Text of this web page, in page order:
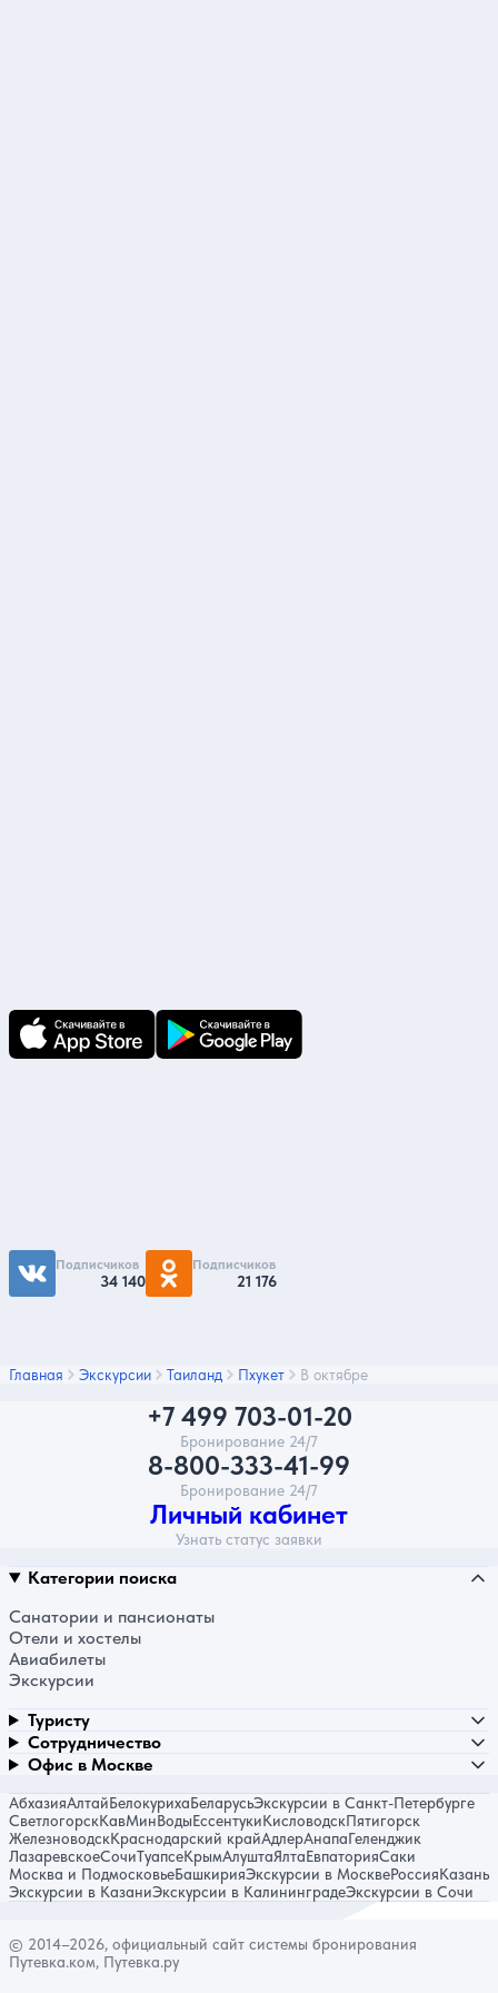
Подписчиков
34 140
Подписчиков
21 176
Главная Экскурсии Таиланд Пхукет В октябре
+7 499 703-01-20
Бронирование 24/7
8-800-333-41-99
Бронирование 24/7
Личный кабинет
Узнать статус заявки
Категории поиска
Санатории и пансионаты
Отели и хостелы
Авиабилеты
Экскурсии
Туристу
Сотрудничество
Офис в Москве
АбхазияАлтайБелокурихаБеларусьЭкскурсии в Санкт-Петербурге
СветлогорскКавМинВодыЕссентукиКисловодскПятигорск
ЖелезноводскКраснодарский крайАдлерАнапаГеленджик
ЛазаревскоеСочиТуапсеКрымАлуштаЯлтаЕвпаторияСаки
Москва и ПодмосковьеБашкирияЭкскурсии в МосквеРоссияКазань
Экскурсии в КазаниЭкскурсии в КалининградеЭкскурсии в Сочи
© 2014–2026, официальный сайт системы бронирования
Путевка.ком, Путевка.ру